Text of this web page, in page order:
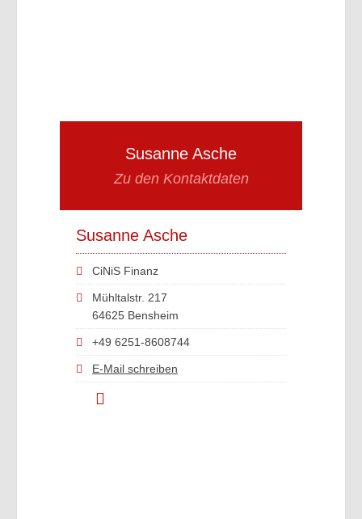
Susanne Asche
Zu den Kontaktdaten
Susanne Asche
CiNiS Finanz
Mühltalstr. 217
64625 Bensheim
+49 6251-8608744
E-Mail schreiben